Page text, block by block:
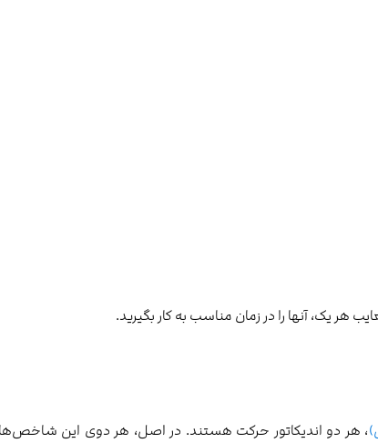
هر یک، آنها را در زمان مناسب به کار بگیرید.
، هر دو اندیکاتور حرکت هستند. در اصل، هر دوی این